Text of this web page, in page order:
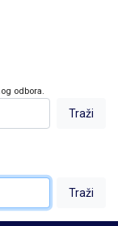
odbora.